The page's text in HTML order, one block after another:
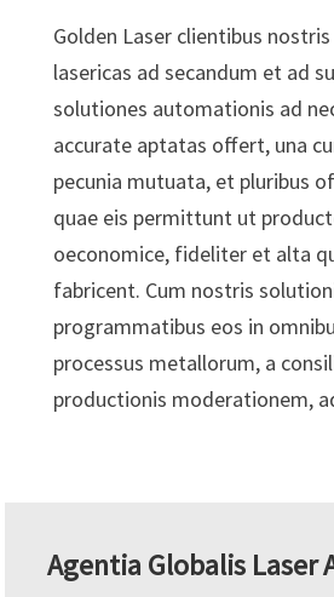
Golden Laser clientibus
lasericas ad secandum et ad
solutiones automationis ad
accurate aptatas offert, una
pecunia mutuata, et pluribus
quae eis permittunt ut
oeconomice, fideliter et alta
fabricent. Cum nostris
programmatibus eos in
processus metallorum, a
productionis moderationem,
Agentia Globalis Laser